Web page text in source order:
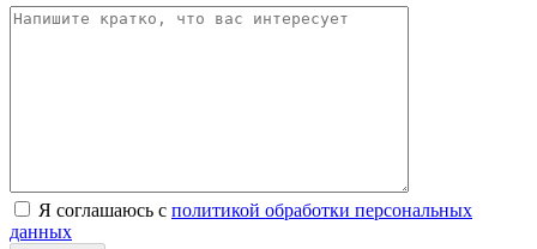
Я соглашаюсь с политикой обработки персональных
данных